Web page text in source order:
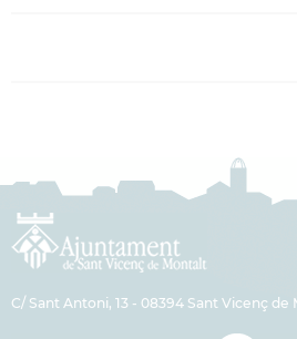
C/ Sant Antoni, 13 - 08394 Sant Vicenç de